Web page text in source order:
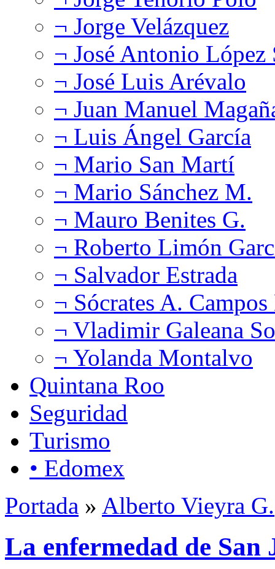
¬ Jorge Velázquez
¬ José Antonio López
¬ José Luis Arévalo
¬ Juan Manuel
¬ Luis Ángel García
¬ Mario San Martí
¬ Mario Sánchez M.
¬ Mauro Benites G.
¬ Roberto Limón
¬ Salvador Estrada
¬ Sócrates A.
¬ Vladimir Galeana
¬ Yolanda Montalvo
Quintana Roo
Seguridad
Turismo
• Edomex
Portada » Alberto Vieyra G.
La enfermedad de San